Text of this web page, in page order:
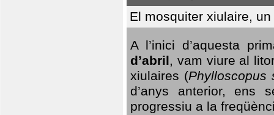
El mosquiter xiulaire,
A l’inici d’aquesta
d’abril, vam viure al
xiulaires (Phylloscopus
d’anys anterior, ens
progressiu a la